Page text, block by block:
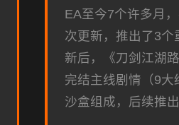
EA至今7个许多月
次更新，推出了3个
新后，《刀剑江湖
完结主线剧情（9大
沙盒组成，后续推